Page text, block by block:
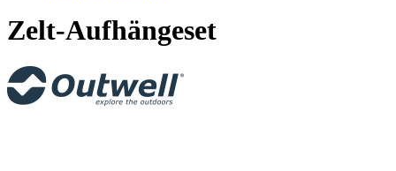
Zelt-Aufhängeset